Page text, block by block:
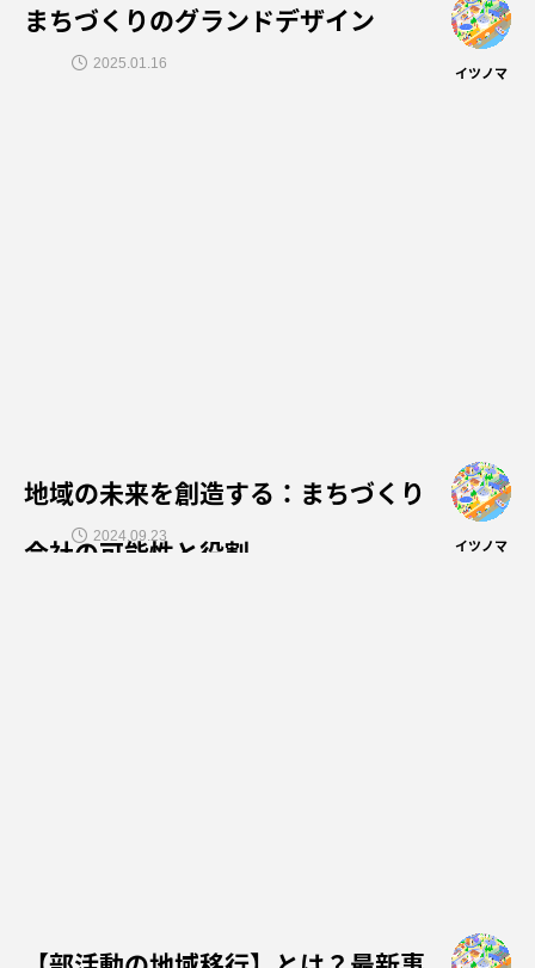
まちづくりのグランドデザイン
イツノマ
2025.01.16
地域の未来を創造する：まちづくり
会社の可能性と役割
イツノマ
2024.09.23